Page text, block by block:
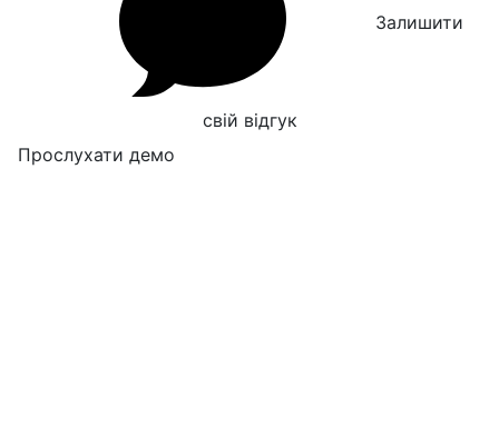
Залишити
свій відгук
Прослухати демо